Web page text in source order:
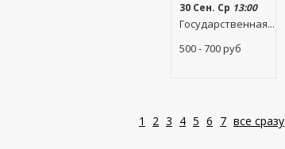
30 Сен. Ср 13:00
Государственная...
500 - 700руб
1 2 3 4 5 6 7 все сразу